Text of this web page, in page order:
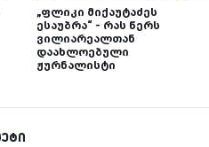
„ფლიკი მიქაუტაძეს
ესაუბრა“ - რას წერს
ვილიარეალთან
დაახლოებული
ჟურნალისტი